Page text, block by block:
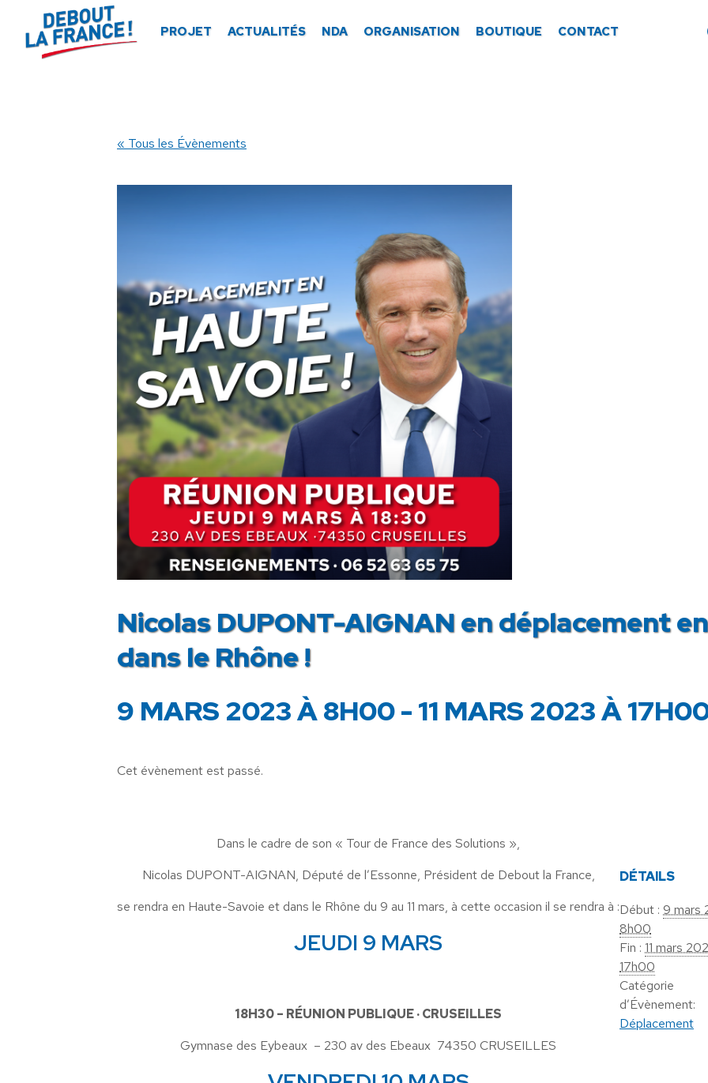
PROJET ACTUALITÉS NDA ORGANISATION BOUTIQUE CONTACT
« Tous les Évènements
Nicolas DUPONT-AIGNAN en déplacement
dans le Rhône !
9 MARS 2023 À 8H00- 11 MARS 2023 À
Cet évènement est passé.
Dans le cadre de son « Tour de France des Solutions »,
Nicolas DUPONT-AIGNAN, Député de l’Essonne, Président de Debout la France,
se rendra en Haute-Savoie et dans le Rhône du 9 au 11 mars, à cette occasion il se rendra à :
JEUDI 9 MARS
18H30 – RÉUNION PUBLIQUE · CRUSEILLES
Gymnase des Eybeaux – 230 av des Ebeaux 74350 CRUSEILLES
DÉTAILS
Début : 9 mars
8h00
Fin : 11 mars
17h00
Catégorie
d’Évènement:
Déplacement
Panneau de gestion des cookies